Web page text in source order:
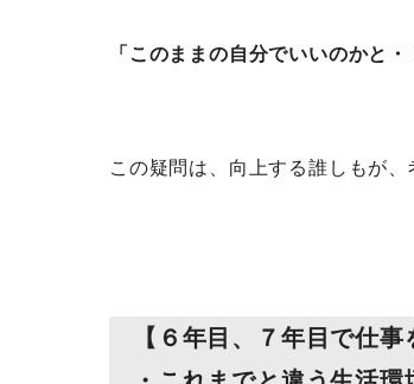
「このままの自分でいいのかと・
この疑問は、向上する誰しもが、
【６年目、７年目で仕